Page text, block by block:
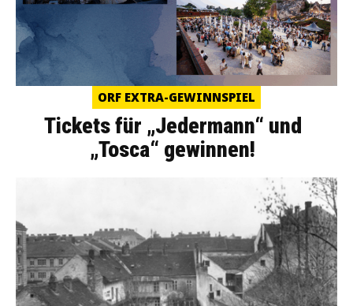
ORF EXTRA-GEWINNSPIEL
Tickets für „Jedermann“ und
„Tosca“ gewinnen!